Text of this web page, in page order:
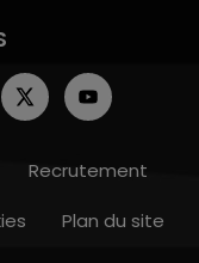
Recrutement
Plan du site